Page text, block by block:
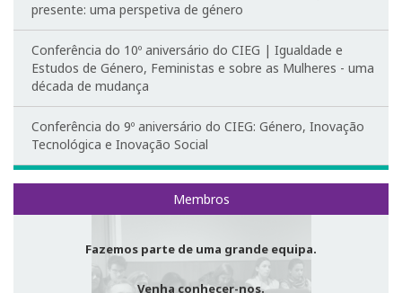
O CIEG nos media
Newsletter
Ligações úteis
Redes Sociais
EDGE Lab
Equipamentos
presente: uma perspetiva de género
Conferência do 10º aniversário do CIEG | Igualdade e
Estudos de Género, Feministas e sobre as Mulheres - uma
década de mudança
Conferência do 9º aniversário do CIEG: Género, Inovação
Tecnológica e Inovação Social
Membros
Fazemos parte de uma grande equipa.
Venha conhecer-nos.